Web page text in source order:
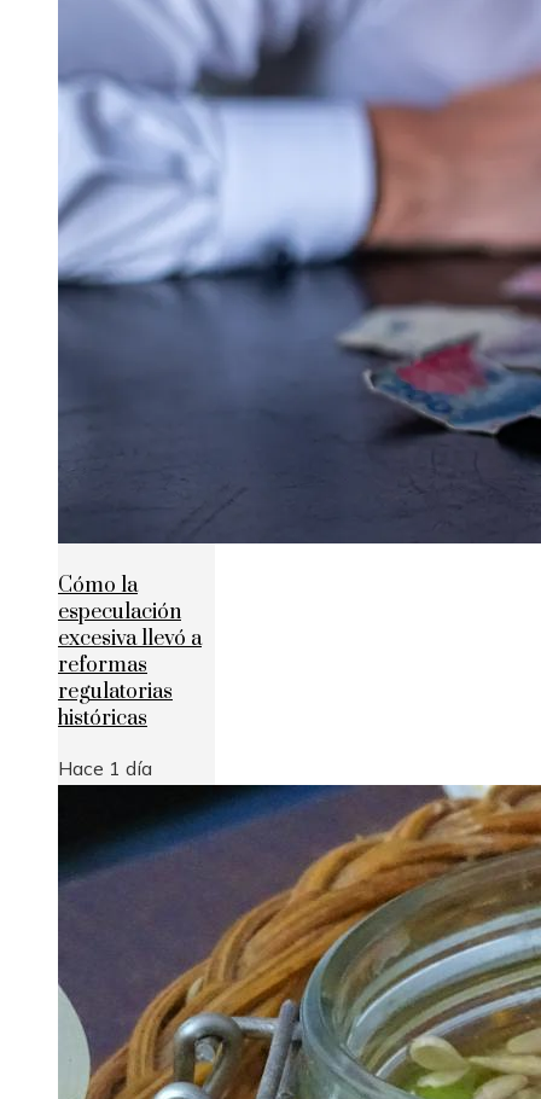
Cómo la
especulación
excesiva llevó a
reformas
regulatorias
históricas
Hace 1 día